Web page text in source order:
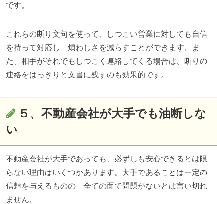
です。
これらの断り文句を使って、しつこい営業に対しても自信
を持って対応し、煩わしさを減らすことができます。ま
た、相手がそれでもしつこく連絡してくる場合は、断りの
連絡をはっきりと文書に残すのも効果的です。
５、不動産会社が大手でも油断しな
い
不動産会社が大手であっても、必ずしも安心できるとは限
らない理由はいくつかあります。大手であることは一定の
信頼を与えるものの、全ての面で問題がないとは言い切れ
ません。